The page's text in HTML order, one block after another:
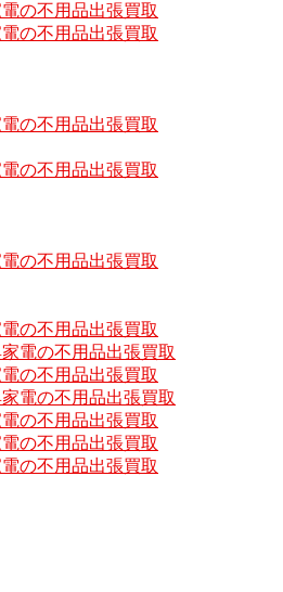
の不用品出張買取
の不用品出張買取
の不用品出張買取
の不用品出張買取
の不用品出張買取
の不用品出張買取
電の不用品出張買取
の不用品出張買取
電の不用品出張買取
の不用品出張買取
の不用品出張買取
の不用品出張買取